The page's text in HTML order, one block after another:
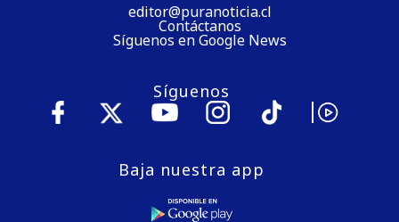
editor@puranoticia.cl
Contáctanos
Síguenos en Google News
Síguenos
Baja nuestra app